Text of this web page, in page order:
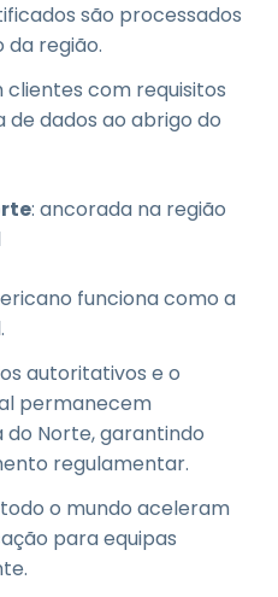
são processados
região.
com requisitos
de dados ao abrigo do
: ancorada na região
funciona como a
autoritativos e o
permanecem
Norte, garantindo
regulamentar.
o mundo aceleram
para equipas